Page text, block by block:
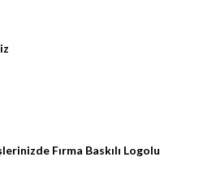
Fırma Baskılı Logolu